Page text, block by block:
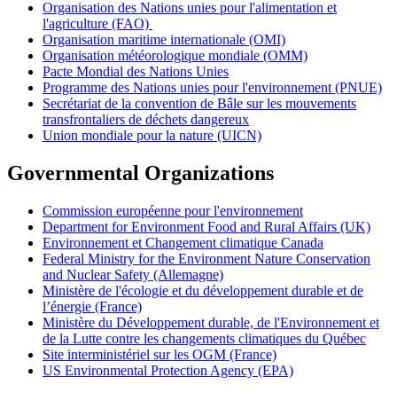
Organisation des Nations unies pour l'alimentation et
l'agriculture (FAO)
Organisation maritime internationale (OMI)
Organisation météorologique mondiale (OMM)
Pacte Mondial des Nations Unies
Programme des Nations unies pour l'environnement (PNUE)
Secrétariat de la convention de Bâle sur les mouvements
transfrontaliers de déchets dangereux
Union mondiale pour la nature (UICN)
Governmental Organizations
Commission européenne pour l'environnement
Department for Environment Food and Rural Affairs (UK)
Environnement et Changement climatique Canada
Federal Ministry for the Environment Nature Conservation
and Nuclear Safety (Allemagne)
Ministère de l'écologie et du développement durable et de
l’énergie (France)
Ministère du Développement durable, de l'Environnement et
de la Lutte contre les changements climatiques du Québec
Site interministériel sur les OGM (France)
US Environmental Protection Agency (EPA)